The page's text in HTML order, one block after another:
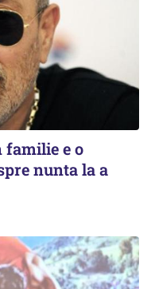
familie e o
nunta la a